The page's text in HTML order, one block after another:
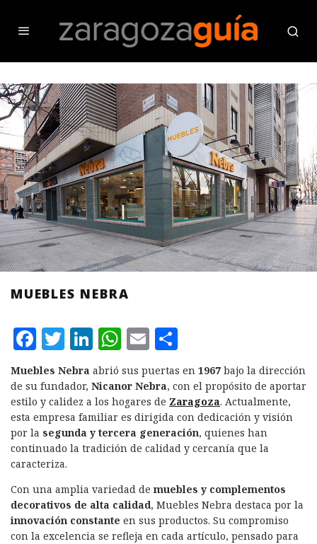
MUEBLES NEBRA
F
a
c
e
b
o
o
k
T
w
it
te
r
L
i
n
k
e
d
n
W
h
at
s
A
p
E
m
ai
l
o
m
p
a
rt
Muebles Nebra abrió sus puertas en 1967 bajo la dirección
de su fundador, Nicanor Nebra, con el propósito de aportar
estilo y calidez a los hogares de Zaragoza. Actualmente,
esta empresa familiar es dirigida con dedicación y visión
por la segunda y tercera generación, quienes han
continuado la tradición de calidad y cercanía que la
caracteriza.
Con una amplia variedad demuebles y complementos
decorativos de alta calidad, Muebles Nebra destaca por la
innovación constante en sus productos. Su compromiso
con la excelencia se refleja en cada artículo, pensado para